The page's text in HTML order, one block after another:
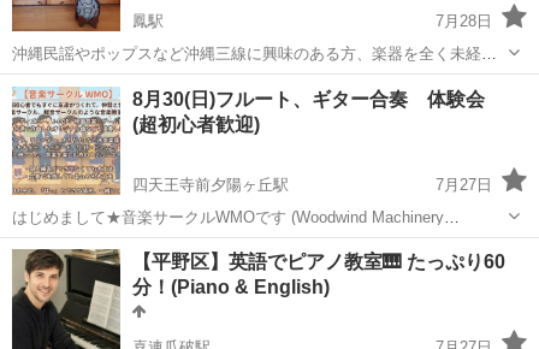
鳳駅
7月28日
沖縄民謡やポップスなど沖縄三線に興味のある方、楽器を全く未経験
者の方も大丈夫！ 私がそうでしたので、基本の基から教えます。 原則
1:1の個人レッスンとし、楽しむことを第一にと考えておりますので、
お気軽にお越し下さい。 ...
大阪 堺市 鳳駅 三線
8月30(日)フルート、ギター合奏 体験会
(超初心者歓迎)
四天王寺前夕陽ヶ丘駅
7月27日
はじめまして★音楽サークルWMOです (Woodwind Machinery
Orchestra) 〈ホームページ〉 https://wmo-web.jimdosite.com
〈TikTok〉https://www....
大阪 大阪市 四天王寺前夕陽ヶ丘駅 フルート
オリジナル曲
【平野区】英語でピアノ教室🎹 たっぷり60
分！(Piano & English)